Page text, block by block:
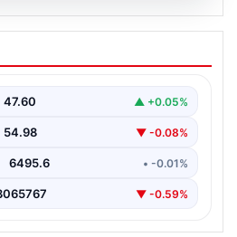
modellerinin
açıkladı
47.60 ▲ +0.05%
54.98 ▼ -0.08%
6495.6 • -0.01%
▼ -0.59%